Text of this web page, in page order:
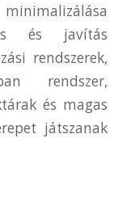
és javítás
rendszerek,
rendszer,
és magas
játszanak